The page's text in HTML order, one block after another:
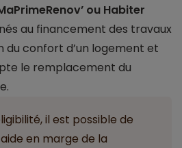
ou Habiter
au financement des travaux
du confort d’un logement et
le remplacement du
il est possible de
en marge de la